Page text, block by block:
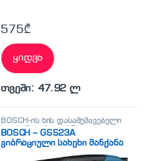
575₾
ყიდვა
თვეში: 47.92 ლ
BOSCH-ის ხის დასამუშავებელი
ხელსაწყოები,ვიბრაციული
სახეხი მანქანები
BOSCH – GSS23A
ვიბრაციული სახეხი მანქანა